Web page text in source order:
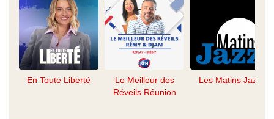
En Toute Liberté
Le Meilleur des
Réveils Réunion
Les Matins Jazz